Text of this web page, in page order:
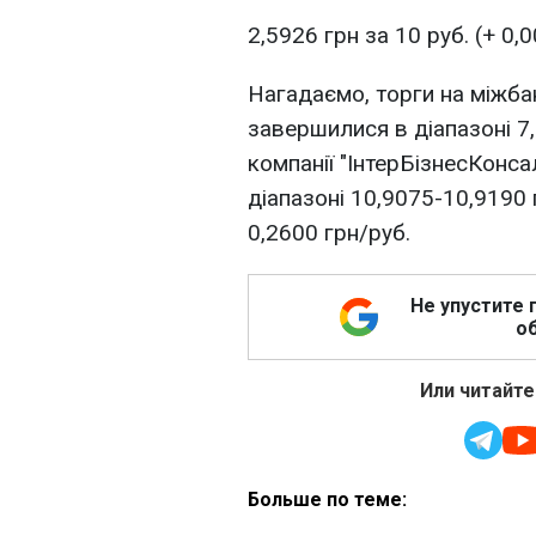
2,5926 грн за 10 руб. (+
Нагадаємо, торги на
завершилися в діапазоні
компанії
діапазоні 10,9075-
0,2600 грн/руб.
Не упустите
Или
Больше по теме: